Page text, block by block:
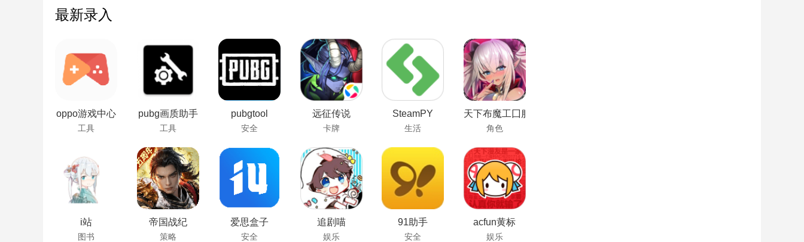
最新录入
oppo游戏中心
工具
pubg画质助手
工具
pubgtool
安全
远征传说
卡牌
SteamPY
生活
天下布魔工囗服
角色
i站
图书
帝国战纪
策略
爱思盒子
安全
追剧喵
娱乐
91助手
安全
acfun黄标
娱乐